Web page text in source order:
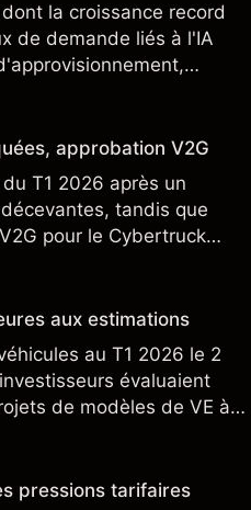
la croissance record
de demande liés à l'IA
passées ne préjugent pas
approbation V2G
T1 2026 après un
tandis que
pour le Cybertruck
énergétique.
aux estimations
au T1 2026 le 2
évaluaient
de modèles de VE à
les objectifs de cours
pressions tarifaires